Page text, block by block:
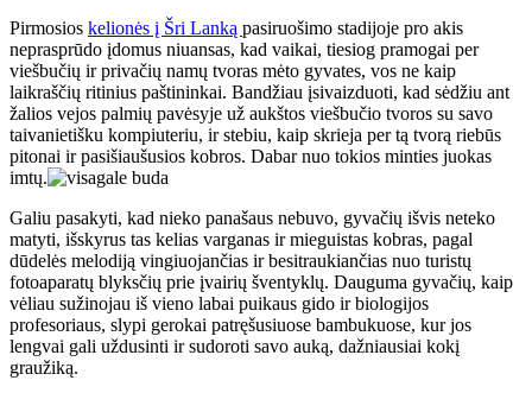
Pirmosios kelionės į Šri Lanką pasiruošimo stadijoje pro akis
neprasprūdo įdomus niuansas, kad vaikai, tiesiog pramogai per
viešbučių ir privačių namų tvoras mėto gyvates, vos ne kaip
laikraščių ritinius paštininkai. Bandžiau įsivaizduoti, kad sėdžiu ant
žalios vejos palmių pavėsyje už aukštos viešbučio tvoros su savo
taivanietišku kompiuteriu, ir stebiu, kaip skrieja per tą tvorą riebūs
pitonai ir pasišiaušusios kobros. Dabar nuo tokios minties juokas
imtų.
Galiu pasakyti, kad nieko panašaus nebuvo, gyvačių išvis neteko
matyti, išskyrus tas kelias varganas ir mieguistas kobras, pagal
dūdelės melodiją vingiuojančias ir besitraukiančias nuo turistų
fotoaparatų blyksčių prie įvairių šventyklų. Dauguma gyvačių, kaip
vėliau sužinojau iš vieno labai puikaus gido ir biologijos
profesoriaus, slypi gerokai patręšusiuose bambukuose, kur jos
lengvai gali uždusinti ir sudoroti savo auką, dažniausiai kokį
graužiką.